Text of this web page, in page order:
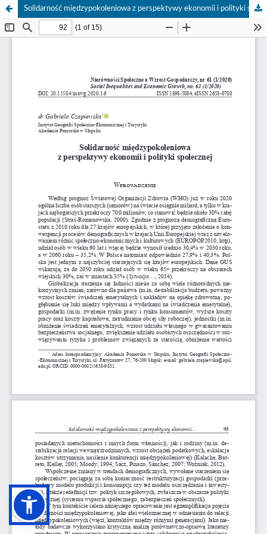
Solidarność międzypokoleniowa z perspektywy ekonomii i polityki społecznej